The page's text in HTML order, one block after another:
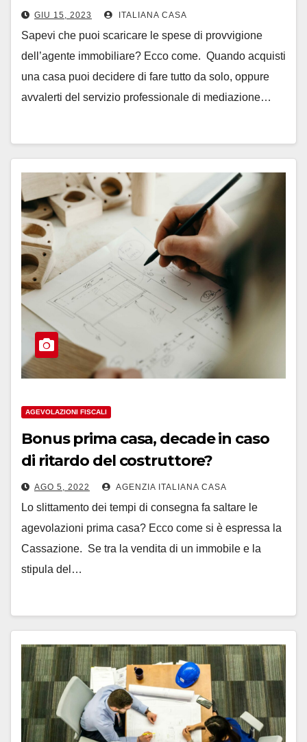
portare in detrazione?
GIU 15, 2023 ITALIANA CASA
Sapevi che puoi scaricare le spese di provvigione
dell’agente immobiliare? Ecco come. Quando acquisti
una casa puoi decidere di fare tutto da solo, oppure
avvalerti del servizio professionale di mediazione…
AGEVOLAZIONI FISCALI
Bonus prima casa, decade in caso
di ritardo del costruttore?
AGO 5, 2022 AGENZIA ITALIANA CASA
Lo slittamento dei tempi di consegna fa saltare le
agevolazioni prima casa? Ecco come si è espressa la
Cassazione. Se tra la vendita di un immobile e la
stipula del…